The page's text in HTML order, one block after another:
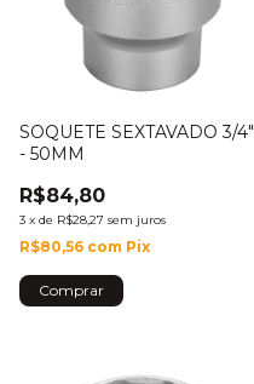
SOQUETE SEXTAVADO 3/4"
- 50MM
R$84,80
3 x de R$28,27 sem juros
R$80,56 com Pix